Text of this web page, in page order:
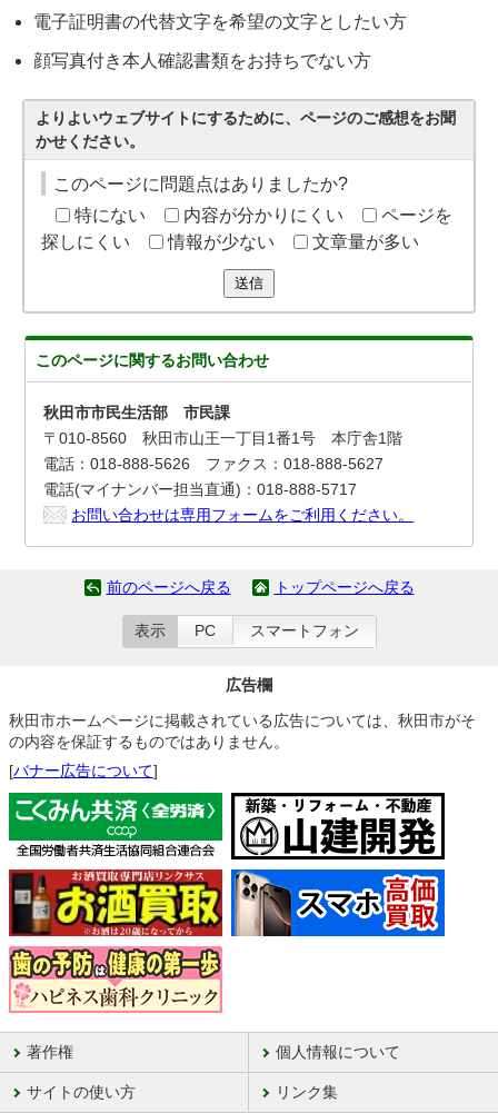
電子証明書の代替文字を希望の文字としたい方
顔写真付き本人確認書類をお持ちでない方
よりよいウェブサイトにするために、ページのご感想をお聞
かせください。
このページに問題点はありましたか?
特にない
内容が分かりにくい
ページを
探しにくい
情報が少ない 文章量が多い
送信
このページに関するお問い合わせ
秋田市市民生活部 市民課
〒010-8560 秋田市山王一丁目1番1号 本庁舎1階
電話：018-888-5626 ファクス：018-888-5627
電話(マイナンバー担当直通)：018-888-5717
お問い合わせは専用フォームをご利用ください。
前のページへ戻る トップページへ戻る
表示 PC スマートフォン
広告欄
秋田市ホームページに掲載されている広告については、秋田市がそ
の内容を保証するものではありません。
[バナー広告について]
著作権 個人情報について
サイトの使い方 リンク集